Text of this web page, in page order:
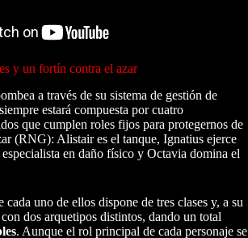
y un fortín contra el azar
a través de su sistema de gestión de
estará compuesta por cuatro
que cumplen roles fijos para protegernos de
(RNG): Alistair es el tanque, Ignatius ejerce
especialista en daño físico y Octavia domina el
cada uno de ellos dispone de tres clases y, a su
dos arquetipos distintos, dando un total
. Aunque el rol principal de cada personaje se